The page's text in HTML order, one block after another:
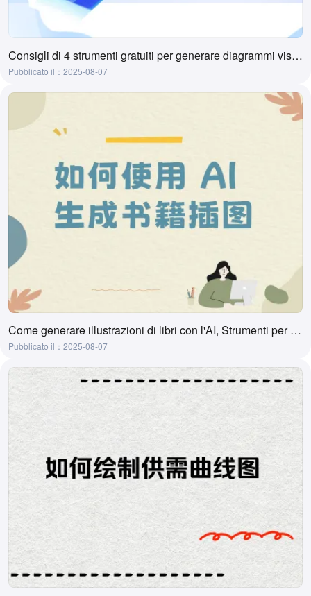
Consigli di 4 strumenti gratuiti per generare diagrammi visivi con l'IA
Pubblicato il：2025-08-07
Come generare illustrazioni di libri con l'AI, Strumenti per generare illustrazioni di libri con l'AI
Pubblicato il：2025-08-07